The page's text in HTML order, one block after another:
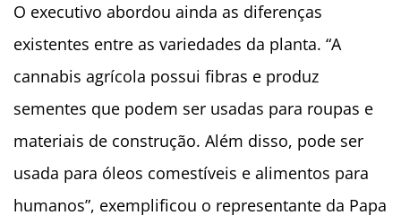
O executivo abordou ainda as diferenças
existentes entre as variedades da planta. “A
cannabis agrícola possui fibras e produz
sementes que podem ser usadas para roupas e
materiais de construção. Além disso, pode ser
usada para óleos comestíveis e alimentos para
humanos”, exemplificou o representante da Papa